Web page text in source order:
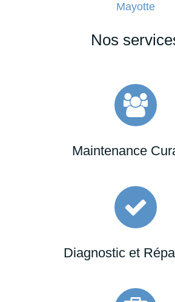
Mayotte
Nos
Maintenance
Diagnostic et